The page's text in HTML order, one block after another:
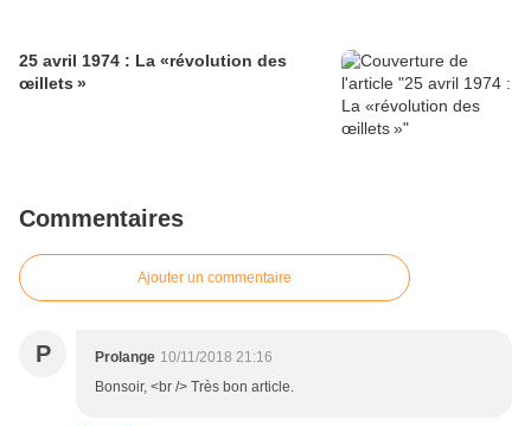
25 avril 1974 : La «révolution des
œillets »
Commentaires
Ajouter un commentaire
P Prolange 10/11/2018 21:16
Bonsoir, <br /> Très bon article.